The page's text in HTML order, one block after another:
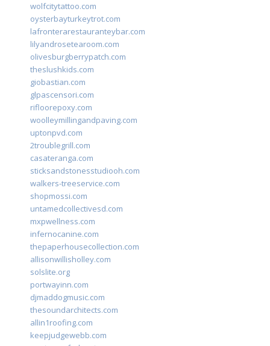
wolfcitytattoo.com
oysterbayturkeytrot.com
lafronterarestauranteybar.com
lilyandrosetearoom.com
olivesburgberrypatch.com
theslushkids.com
giobastian.com
glpascensori.com
rifloorepoxy.com
woolleymillingandpaving.com
uptonpvd.com
2troublegrill.com
casateranga.com
sticksandstonesstudiooh.com
walkers-treeservice.com
shopmossi.com
untamedcollectivesd.com
mxpwellness.com
infernocanine.com
thepaperhousecollection.com
allisonwillisholley.com
solslite.org
portwayinn.com
djmaddogmusic.com
thesoundarchitects.com
allin1roofing.com
keepjudgewebb.com